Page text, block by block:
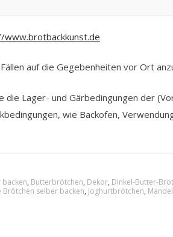
www.brotbackkunst.de
auf die Gegebenheiten vor Ort
Lager- und Gärbedingungen der
wie Backofen,
, Butterbrötchen, Dekor, Dinkel-Butter-
Brötchen selber backen, Joghurtbrötchen,